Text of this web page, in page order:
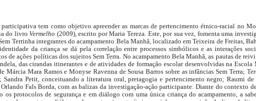
tem como objetivo apreender as marcas de pertencimento étnico-racial no
do livroVermelho (2009), escrito por Maria Tereza. Este, por sua vez, fomenta uma
Terrinha integrantes do acampamento Bela Manhã, localizado em Teixeira de Freitas,
da criança se dá pela correlação entre processos simbólicos e as interações
de ações políticas dos sujeitos Sem Terra. No acampamento Bela Manhã, as pautas de
das cirandas itinerantes e de atividades de formação escolar desenvolvidas na
Márcia Mara Ramos e Monyse Ravenna de Sousa Barros sobre as infâncias Sem Terra;
Petit, conceituando a literatura oral, pretagogia e pertencimento negro; Raumi de
Fals Borda, com as balizas da investigação-ação participante. Diante do contexto
protocolos de segurança e em diálogo com uma única criança do acampamento, a